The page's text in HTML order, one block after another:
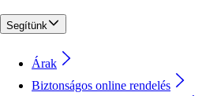
Segítünk
Árak
Biztonságos online rendelés